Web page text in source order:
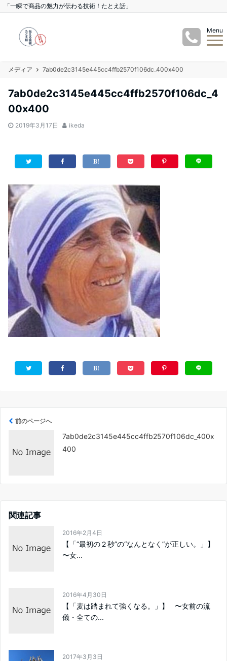
「一瞬で商品の魅力が伝わる技術！たとえ話」
Menu
メディア 7ab0de2c3145e445cc4ffb2570f106dc_400x400
7ab0de2c3145e445cc4ffb2570f106dc_4
00x400
2019年3月17日 ikeda
前のページへ
7ab0de2c3145e445cc4ffb2570f106dc_400x
400
関連記事
2016年2月4日
【「“最初の２秒”の“なんとなく”が正しい。」】
〜女...
2016年4月30日
【「麦は踏まれて強くなる。」】 〜女前の流
儀・全ての...
2017年3月3日